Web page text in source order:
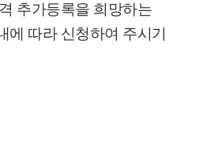
추가등록을 희망하는
에 따라 신청하여 주시기